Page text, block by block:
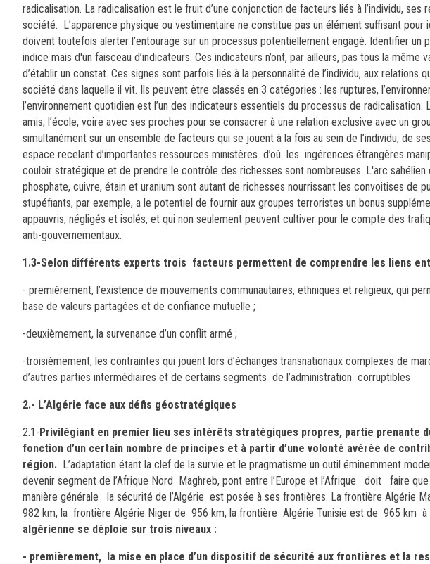
radicalisation. La radicalisation est le fruit d’une conjonction de facteurs liés à l’individu,
société. L’apparence physique ou vestimentaire ne constitue pas un élément suffisant
doivent toutefois alerter l’entourage sur un processus potentiellement engagé. Identifier un
indice mais d'un faisceau d’indicateurs. Ces indicateurs n’ont, par ailleurs, pas tous la
d’établir un constat. Ces signes sont parfois liés à la personnalité de l’individu, aux relations
société dans laquelle il vit. Ils peuvent être classés en 3 catégories : les ruptures,
l’environnement quotidien est l’un des indicateurs essentiels du processus de
amis, l’école, voire avec ses proches pour se consacrer à une relation exclusive avec un
simultanément sur un ensemble de facteurs qui se jouent à la fois au sein de l’individu, de
espace recelant d’importantes ressources ministères d’où les ingérences étrangères
couloir stratégique et de prendre le contrôle des richesses sont nombreuses. L'arc
phosphate, cuivre, étain et uranium sont autant de richesses nourrissant les convoitises de
stupéfiants, par exemple, a le potentiel de fournir aux groupes terroristes un bonus
appauvris, négligés et isolés, et qui non seulement peuvent cultiver pour le compte des
anti-gouvernementaux.
1.3-Selon différents experts trois facteurs permettent de comprendre les liens
- premièrement, l’existence de mouvements communautaires, ethniques et religieux, qui
base de valeurs partagées et de confiance mutuelle ;
-deuxièmement, la survenance d’un conflit armé ;
-troisièmement, les contraintes qui jouent lors d’échanges transnationaux complexes de
d’autres parties intermédiaires et de certains segments de l’administration corruptibles
2.- L’Algérie face aux défis géostratégiques
2.1-Privilégiant en premier lieu ses intérêts stratégiques propres, partie prenante
fonction d’un certain nombre de principes et à partir d’une volonté avérée de
région. L’adaptation étant la clef de la survie et le pragmatisme un outil éminemment
devenir segment de l’Afrique Nord Maghreb, pont entre l’Europe et l’Afrique doit faire
manière générale
la sécurité de l’Algérie est posée à ses frontières. La frontière Algérie
982 km, la frontière Algérie Niger de 956 km, la frontière Algérie Tunisie est de 965 km à
algérienne se déploie sur trois niveaux :
- premièrement, la mise en place d’un dispositif de sécurité aux frontières et la